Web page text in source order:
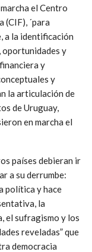
el Centro
´para
a la identificación
oportunidades y
y
y
la articulación de
de Uruguay,
en marcha el
países debieran ir
a su derrumbe:
política y hace
la
el sufragismo y los
reveladas” que
democracia